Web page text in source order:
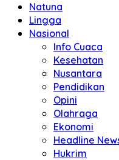
Natuna
Lingga
Nasional
Info Cuaca
Kesehatan
Nusantara
Pendidikan
Opini
Olahraga
Ekonomi
Headline
Hukrim